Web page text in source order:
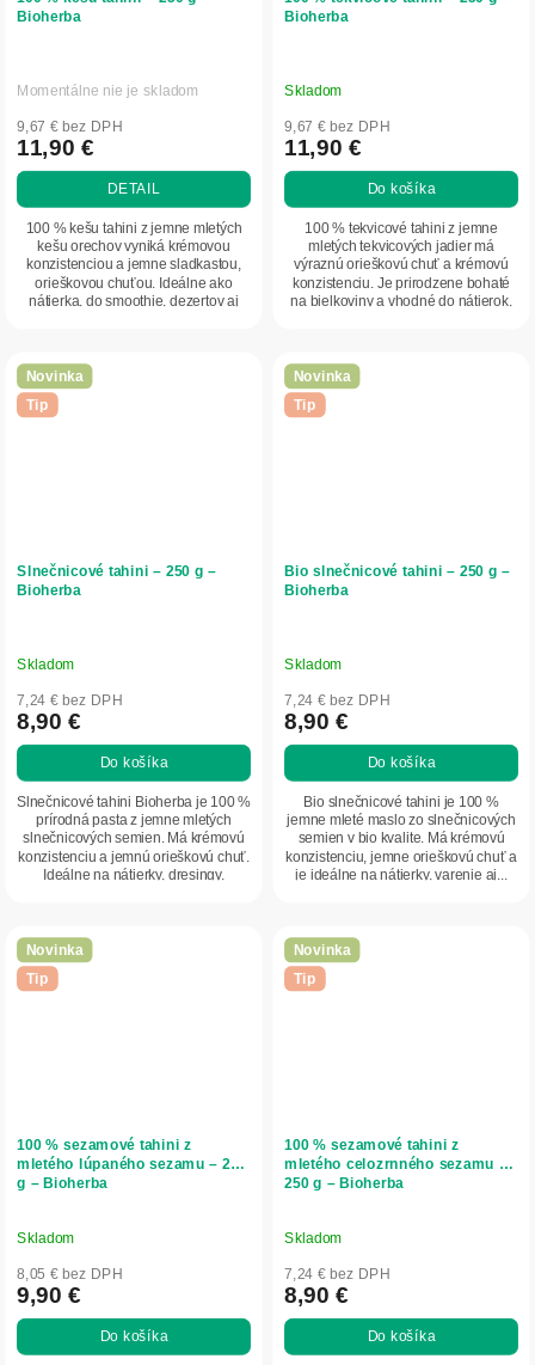
Bioherba
Momentálne nie je skladom
9,67 € bez DPH
11,90 €
DETAIL
100 % kešu tahini z jemne mletých
kešu orechov vyniká krémovou
konzistenciou a jemne sladkastou,
orieškovou chuťou. Ideálne ako
nátierka, do smoothie, dezertov aj
Bioherba
Skladom
9,67 € bez DPH
11,90 €
Do košíka
100 % tekvicové tahini z jemne
mletých tekvicových jadier má
výraznú orieškovú chuť a krémovú
konzistenciu. Je prirodzene bohaté
na bielkoviny a vhodné do nátierok,
Novinka
Tip
Slnečnicové tahini – 250 g –
Bioherba
Skladom
7,24 € bez DPH
8,90 €
Do košíka
Slnečnicové tahini Bioherba je 100 %
prírodná pasta z jemne mletých
slnečnicových semien. Má krémovú
konzistenciu a jemnú orieškovú chuť.
Ideálne na nátierky, dresingy,
Novinka
Tip
Bio slnečnicové tahini – 250 g –
Bioherba
Skladom
7,24 € bez DPH
8,90 €
Do košíka
Bio slnečnicové tahini je 100 %
jemne mleté maslo zo slnečnicových
semien v bio kvalite. Má krémovú
konzistenciu, jemne orieškovú chuť a
je ideálne na nátierky, varenie aj...
Novinka
Tip
100 % sezamové tahini z
mletého lúpaného sezamu – 250
g – Bioherba
Skladom
8,05 € bez DPH
9,90 €
Do košíka
Novinka
Tip
100 % sezamové tahini z
mletého celozrnného sezamu –
250 g – Bioherba
Skladom
7,24 € bez DPH
8,90 €
Do košíka